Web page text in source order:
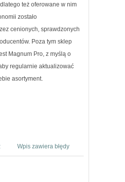
też oferowane w nim
zostało
cenionych, sprawdzonych
Poza tym sklep
Magnum Pro, z myślą o
regularnie aktualizować
asortyment.
Wpis zawiera błędy